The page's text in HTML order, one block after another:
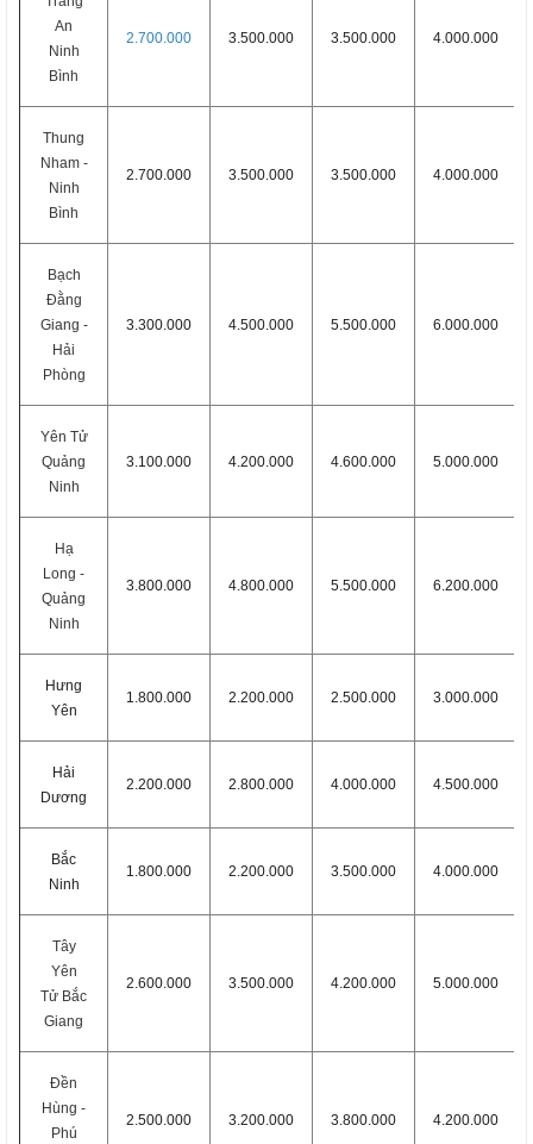
An
Ninh
Bình
2.700.000 3.500.000 3.500.000 4.000.000
Thung
Nham -
Ninh
Bình
2.700.000 3.500.000 3.500.000 4.000.000
Bạch
Đằng
Giang -
Hải
Phòng
3.300.000 4.500.000 5.500.000 6.000.000
Yên Tử
Quảng
Ninh
3.100.000 4.200.000 4.600.000 5.000.000
Hạ
Long -
Quảng
Ninh
3.800.000 4.800.000 5.500.000 6.200.000
Hưng
Yên
1.800.000 2.200.000 2.500.000 3.000.000
Hải
Dương
2.200.000 2.800.000 4.000.000 4.500.000
Bắc
Ninh
1.800.000 2.200.000 3.500.000 4.000.000
Tây
Yên
Tử Bắc
Giang
2.600.000 3.500.000 4.200.000 5.000.000
Đền
Hùng -
Phú
2.500.000 3.200.000 3.800.000 4.200.000